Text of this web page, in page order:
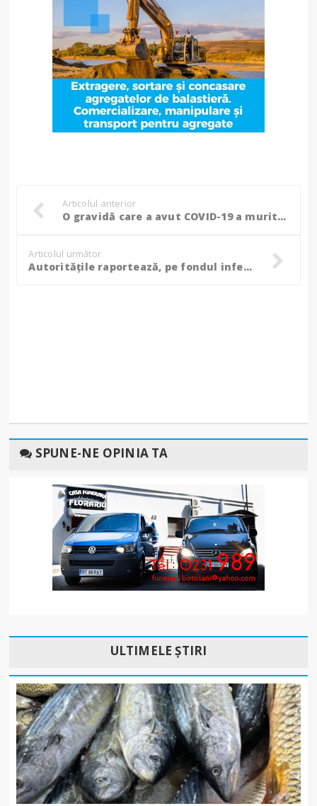
Articolul anterior
O gravidă care a avut COVID-19 a murit după externare. Deși i s-a făcut cezariană la revenirea în spital, copilul nu a supraviețuit
Articolul următor
Autoritățile raportează, pe fondul infecției cu COVID-19, decesul unui bărbat de 86 de ani, bolnav cronic
SPUNE-NE OPINIA TA
ULTIMELE ȘTIRI